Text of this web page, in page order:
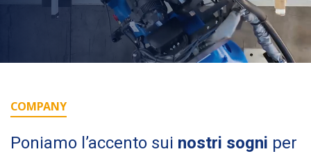
COMPANY
Poniamo l’accento sui nostri sogni per